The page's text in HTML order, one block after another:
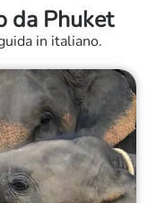
da Phuket
in italiano.